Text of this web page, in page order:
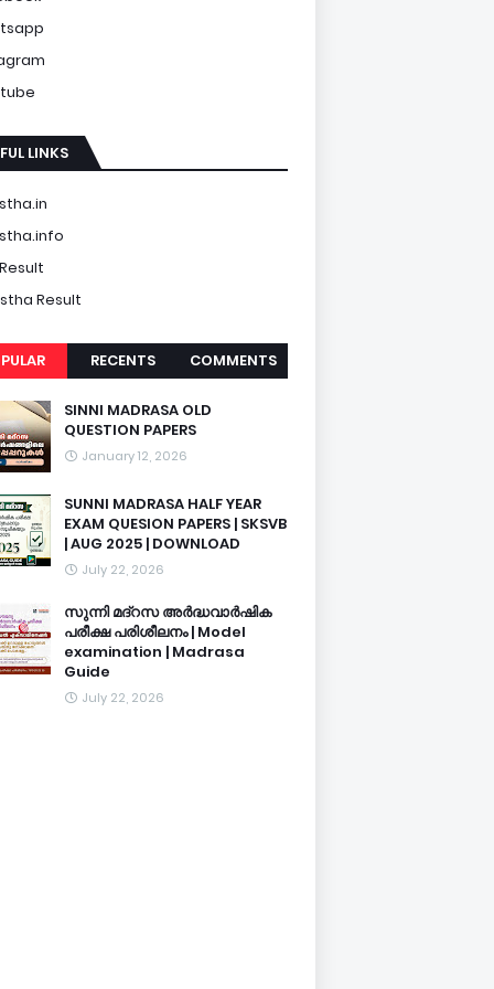
LINKS
Result
RECENTS COMMENTS
SINNI MADRASA OLD
QUESTION PAPERS
January 12, 2026
SUNNI MADRASA HALF YEAR
EXAM QUESION PAPERS | SKSVB
| AUG 2025 | DOWNLOAD
July 22, 2026
സുന്നി മദ്റസ അർദ്ധവാർഷിക
പരീക്ഷ പരിശീലനം | Model
examination | Madrasa
Guide
July 22, 2026